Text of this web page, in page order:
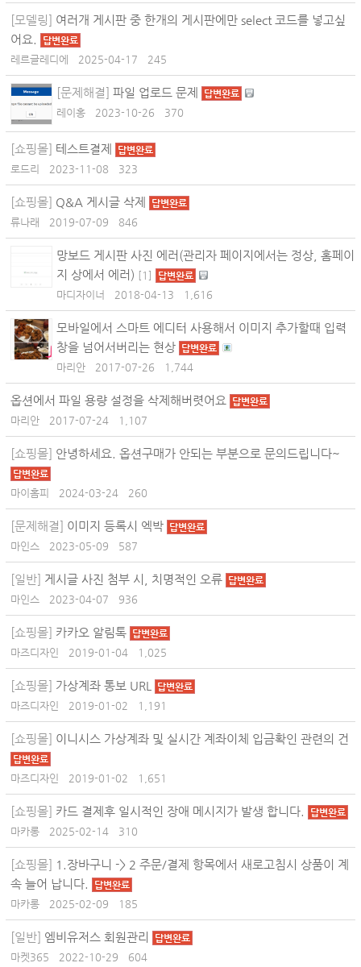
[모델링] 여러개 게시판 중 한개의 게시판에만 select 코드를 넣고싶
어요.
답변완료
레르글레디에 2025-04-17 245
[문제해결] 파일 업로드 문제 답변완료
레이홍 2023-10-26 370
[쇼핑몰] 테스트결제 답변완료
로드리 2023-11-08 323
[쇼핑몰] Q&A 게시글 삭제 답변완료
류나래 2019-07-09 846
망보드 게시판 사진 에러(관리자 페이지에서는 정상, 홈페이
지 상에서 에러) [ 1 ] 답변완료
마디자이너 2018-04-13 1,616
모바일에서 스마트 에디터 사용해서 이미지 추가할때 입력
창을 넘어서버리는 현상 답변완료
마리안 2017-07-26 1,744
옵션에서 파일 용량 설정을 삭제해버렷어요 답변완료
마리안 2017-07-24 1,107
[쇼핑몰] 안녕하세요. 옵션구매가 안되는 부분으로 문의드립니다~
답변완료
마이홈피 2024-03-24 260
[문제해결] 이미지 등록시 엑박 답변완료
마인스 2023-05-09 587
[일반] 게시글 사진 첨부 시, 치명적인 오류 답변완료
마인스 2023-04-07 936
[쇼핑몰] 카카오 알림톡 답변완료
마즈디자인 2019-01-04 1,025
[쇼핑몰] 가상계좌 통보 URL 답변완료
마즈디자인 2019-01-02 1,191
[쇼핑몰] 이니시스 가상계좌 및 실시간 계좌이체 입금확인 관련의 건
답변완료
마즈디자인 2019-01-02 1,651
[쇼핑몰] 카드 결제후 일시적인 장애 메시지가 발생 합니다. 답변완료
마카롱 2025-02-14 310
[쇼핑몰] 1.장바구니 -> 2 주문/결제 항목에서 새로고침시 상품이 계
속 늘어 납니다.
답변완료
마카롱 2025-02-09 185
[일반] 엠비유저스 회원관리 답변완료
마켓365 2022-10-29 604